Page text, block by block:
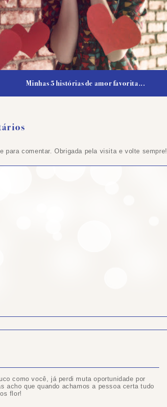
Minhas 5 histórias de amor favorita...
para comentar. Obrigada pela visita e volte sempre!
como você, já perdi muta oportunidade por
acho que quando achamos a pessoa certa tudo
flor!